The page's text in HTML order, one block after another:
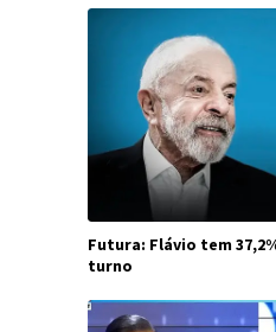
Futura: Flávio tem
turno